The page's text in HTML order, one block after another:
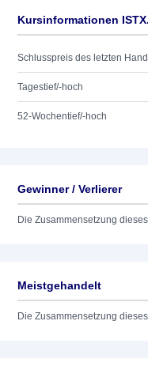
Kursinformationen
Schlusspreis des letzten
Tagestief/-hoch
52-Wochentief/-hoch
Gewinner / Verlierer
Die Zusammensetzung
Meistgehandelt
Die Zusammensetzung